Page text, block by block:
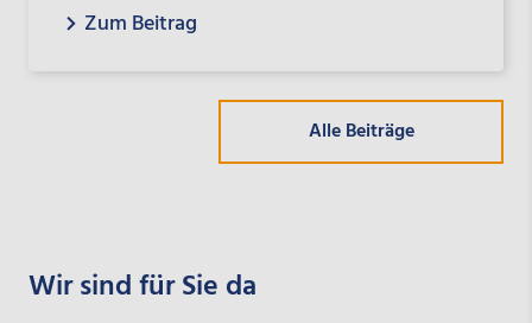
Zum Beitrag
Alle Beiträge
Wir sind für Sie da